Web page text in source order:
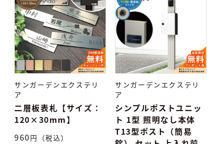
サンガーデンエクステリ
ア
シンプルポストユニッ
ト 1型 照明なし本体
サンガーデンエクステリ
ア
タイル表札 TiNa ティ
ナ
7,500円（税込）